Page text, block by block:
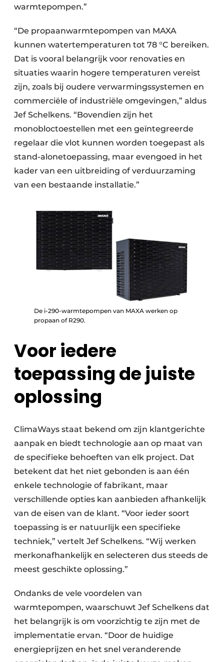
warmtepompen.”
“De propaanwarmtepompen van MAXA
kunnen watertemperaturen tot 78 °C bereiken.
Dat is vooral belangrijk voor renovaties en
situaties waarin hogere temperaturen vereist
zijn, zoals bij oudere verwarmingssystemen en
commerciële of industriële omgevingen,” aldus
Jef Schelkens. “Bovendien zijn het
monobloctoestellen met een geïntegreerde
regelaar die vlot kunnen worden toegepast als
stand-alonetoepassing, maar evengoed in het
kader van een uitbreiding of verduurzaming
van een bestaande installatie.”
De i-290-warmtepompen van MAXA werken op
propaan of R290.
Voor iedere
toepassing de juiste
oplossing
ClimaWays staat bekend om zijn klantgerichte
aanpak en biedt technologie aan op maat van
de specifieke behoeften van elk project. Dat
betekent dat het niet gebonden is aan één
enkele technologie of fabrikant, maar
verschillende opties kan aanbieden afhankelijk
van de eisen van de klant. “Voor ieder soort
toepassing is er natuurlijk een specifieke
techniek,” vertelt Jef Schelkens. “Wij werken
merkonafhankelijk en selecteren dus steeds de
meest geschikte oplossing.”
Ondanks de vele voordelen van
warmtepompen, waarschuwt Jef Schelkens dat
het belangrijk is om voorzichtig te zijn met de
implementatie ervan. “Door de huidige
energieprijzen en het snel veranderende